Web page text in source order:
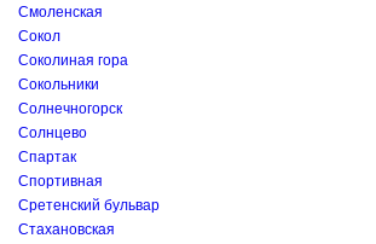
Смоленская
Сокол
Соколиная гора
Сокольники
Солнечногорск
Солнцево
Спартак
Спортивная
Сретенский бульвар
Стахановская